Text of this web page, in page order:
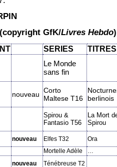
GfK/Livres Hebdo
SERIES TITRES
Le Monde
sans fin
nouveau Corto
Maltese T16
berlinois
Spirou &
Fantasio T56
La Mort
Spirou
nouveau Elfes T32
Ora
Mortelle Adèle
nouveau Ténébreuse T2